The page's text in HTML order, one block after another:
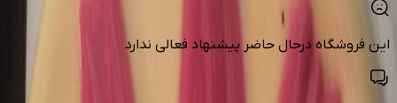
این فروشگاه درحال حاضر پیشنهاد فعالی ندارد